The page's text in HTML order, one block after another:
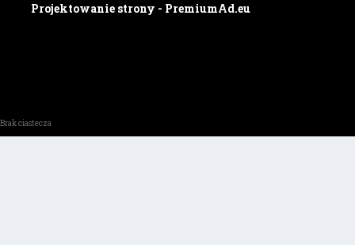
Projektowanie strony - PremiumAd.eu
Brak ciastecza